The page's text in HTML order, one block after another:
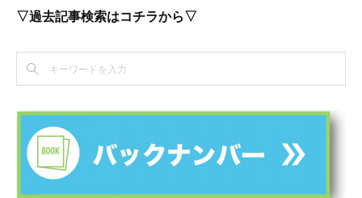
▽過去記事検索はコチラから▽